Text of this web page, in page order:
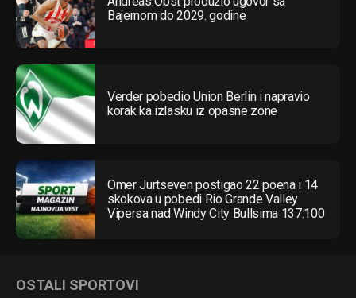
Bajernom do 2029. godine
Verder pobedio Union Berlin i napravio
korak ka izlasku iz opasne zone
Omer Jurtseven postigao 22 poena i 14
skokova u pobedi Rio Grande Valley
Vipersa nad Windy City Bullsima 137:100
OSTALI SPORTOVI